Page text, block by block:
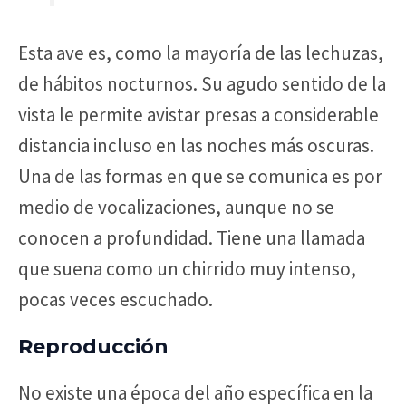
Esta ave es, como la mayoría de las lechuzas,
de hábitos nocturnos. Su agudo sentido de la
vista le permite avistar presas a considerable
distancia incluso en las noches más oscuras.
Una de las formas en que se comunica es por
medio de vocalizaciones, aunque no se
conocen a profundidad. Tiene una llamada
que suena como un chirrido muy intenso,
pocas veces escuchado.
Reproducción
No existe una época del año específica en la